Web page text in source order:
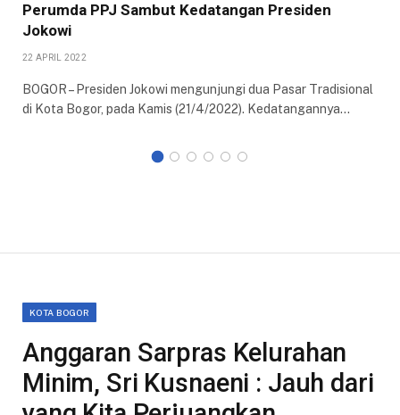
Perumda PPJ Sambut Kedatangan Presiden
Jokowi
22 APRIL 2022
BOGOR – Presiden Jokowi mengunjungi dua Pasar Tradisional
di Kota Bogor, pada Kamis (21/4/2022). Kedatangannya…
KOTA BOGOR
Anggaran Sarpras Kelurahan
Minim, Sri Kusnaeni : Jauh dari